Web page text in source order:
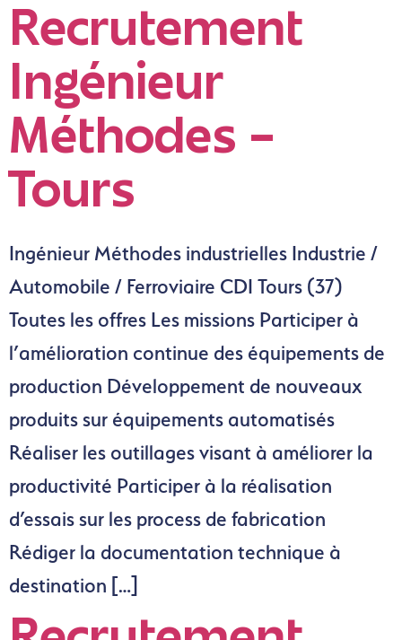
Recrutement
Ingénieur
Méthodes –
Tours
Ingénieur Méthodes industrielles Industrie /
Automobile / Ferroviaire CDI Tours (37)
Toutes les offres Les missions Participer à
l’amélioration continue des équipements de
production Développement de nouveaux
produits sur équipements automatisés
Réaliser les outillages visant à améliorer la
productivité Participer à la réalisation
d’essais sur les process de fabrication
Rédiger la documentation technique à
destination […]